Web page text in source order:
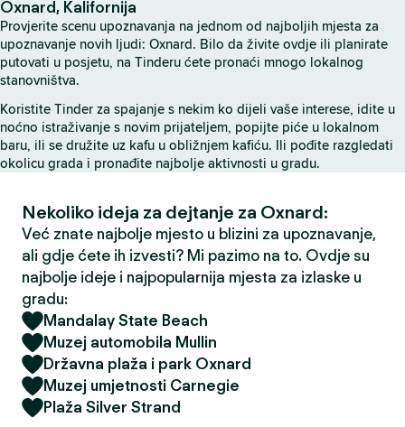
e
Oxnard, Kalifornija
Provjerite scenu upoznavanja na jednom od najboljih mjesta za
upoznavanje novih ljudi: Oxnard. Bilo da živite ovdje ili planirate
putovati u posjetu, na Tinderu ćete pronaći mnogo lokalnog
stanovništva.
Koristite Tinder za spajanje s nekim ko dijeli vaše interese, idite u
noćno istraživanje s novim prijateljem, popijte piće u lokalnom
baru, ili se družite uz kafu u obližnjem kafiću. Ili pođite razgledati
okolicu grada i pronađite najbolje aktivnosti u gradu.
Nekoliko ideja za dejtanje za Oxnard:
Već znate najbolje mjesto u blizini za upoznavanje,
ali gdje ćete ih izvesti? Mi pazimo na to. Ovdje su
najbolje ideje i najpopularnija mjesta za izlaske u
gradu:
Mandalay State Beach
Muzej automobila Mullin
Državna plaža i park Oxnard
Muzej umjetnosti Carnegie
Plaža Silver Strand